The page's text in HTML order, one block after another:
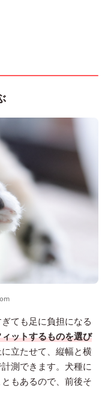
ても足に負担になる
ットするものを選び
立たせて、縦幅と横
測できます。犬種に
もあるので、前後そ